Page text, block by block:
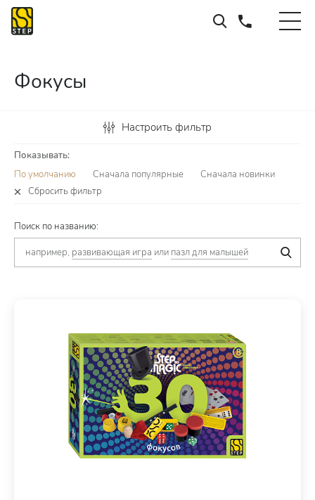
Фокусы
Настроить фильтр
Показывать:
По умолчанию
Сначала популярные
Сначала новинки
Сбросить фильтр
Поиск по названию:
например, развивающая игра или пазл для малышей